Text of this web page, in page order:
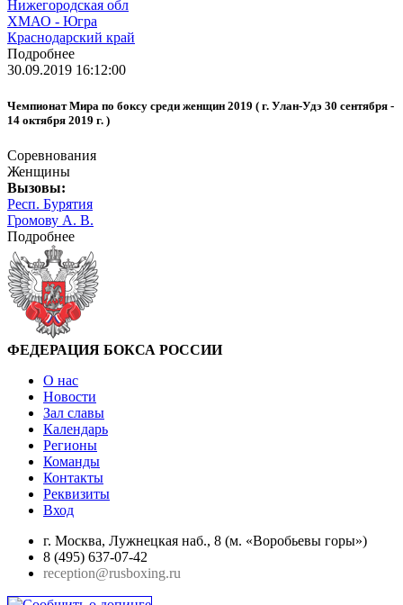
Нижегородская обл
ХМАО - Югра
Краснодарский край
Подробнее
30.09.2019 16:12:00
Чемпионат Мира по боксу среди женщин 2019 ( г. Улан-Удэ 30 сентября -
14 октября 2019 г. )
Соревнования
Женщины
Вызовы:
Респ. Бурятия
Громову А. В.
Подробнее
ФЕДЕРАЦИЯ БОКСА РОССИИ
О нас
Новости
Зал славы
Календарь
Регионы
Команды
Контакты
Реквизиты
Вход
г. Москва, Лужнецкая наб., 8 (м. «Воробьевы горы»)
8 (495) 637-07-42
reception@rusboxing.ru